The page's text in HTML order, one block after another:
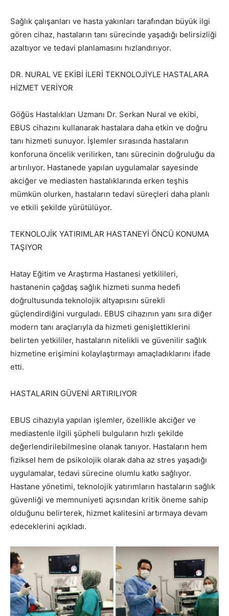
Sağlık çalışanları ve hasta yakınları tarafından büyük ilgi
gören cihaz, hastaların tanı sürecinde yaşadığı belirsizliği
azaltıyor ve tedavi planlamasını hızlandırıyor.
DR. NURAL VE EKİBİ İLERİ TEKNOLOJİYLE HASTALARA
HİZMET VERİYOR
Göğüs Hastalıkları Uzmanı Dr. Serkan Nural ve ekibi,
EBUS cihazını kullanarak hastalara daha etkin ve doğru
tanı hizmeti sunuyor. İşlemler sırasında hastaların
konforuna öncelik verilirken, tanı sürecinin doğruluğu da
artırılıyor. Hastanede yapılan uygulamalar sayesinde
akciğer ve mediasten hastalıklarında erken teşhis
mümkün olurken, hastaların tedavi süreçleri daha planlı
ve etkili şekilde yürütülüyor.
TEKNOLOJİK YATIRIMLAR HASTANEYİ ÖNCÜ KONUMA
TAŞIYOR
Hatay Eğitim ve Araştırma Hastanesi yetkilileri,
hastanenin çağdaş sağlık hizmeti sunma hedefi
doğrultusunda teknolojik altyapısını sürekli
güçlendirdiğini vurguladı. EBUS cihazının yanı sıra diğer
modern tanı araçlarıyla da hizmeti genişlettiklerini
belirten yetkililer, hastaların nitelikli ve güvenilir sağlık
hizmetine erişimini kolaylaştırmayı amaçladıklarını ifade
etti.
HASTALARIN GÜVENİ ARTIRILIYOR
EBUS cihazıyla yapılan işlemler, özellikle akciğer ve
mediastenle ilgili şüpheli bulguların hızlı şekilde
değerlendirilebilmesine olanak tanıyor. Hastaların hem
fiziksel hem de psikolojik olarak daha az stres yaşadığı
uygulamalar, tedavi sürecine olumlu katkı sağlıyor.
Hastane yönetimi, teknolojik yatırımların hastaların sağlık
güvenliği ve memnuniyeti açısından kritik öneme sahip
olduğunu belirterek, hizmet kalitesini artırmaya devam
edeceklerini açıkladı.